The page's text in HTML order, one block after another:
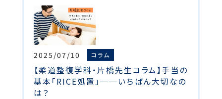
2025/07/10 コラム
【柔道整復学科・片橋先生コラム】手当の
基本「RICE処置」──いちばん大切なの
は？